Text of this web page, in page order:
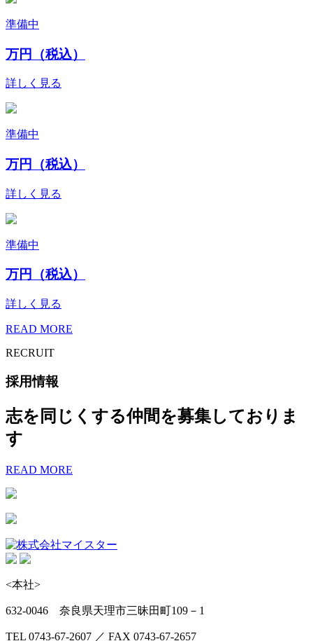
準備中
万円（税込）
詳しく見る
準備中
万円（税込）
詳しく見る
準備中
万円（税込）
詳しく見る
READ MORE
RECRUIT
採用情報
志を同じくする仲間を募集しておりま
す
READ MORE
<本社>
632-0046 奈良県天理市三昧田町109－1
TEL 0743-67-2607 ／ FAX 0743-67-2657